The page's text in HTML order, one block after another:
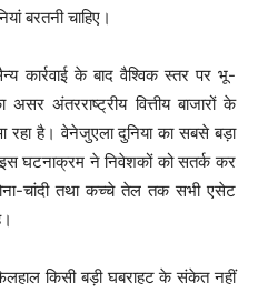
बरतनी चाहिए।
कार्रवाई के बाद वैश्विक स्तर पर भू-
अंतरराष्ट्रीय वित्तीय बाजारों के
है। वेनेजुएला दुनिया का सबसे बड़ा
घटनाक्रम ने निवेशकों को सतर्क कर
चांदी तथा कच्चे तेल तक सभी एसेट
किसी बड़ी घबराहट के संकेत नहीं